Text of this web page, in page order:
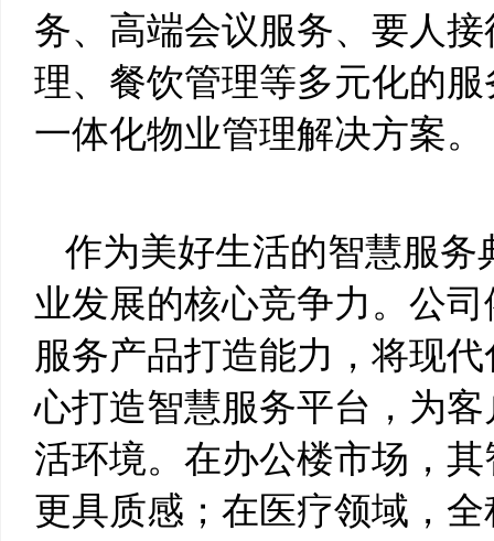
务、高端会议服务、要人
理、餐饮管理等多元化的
一体化物业管理解决方案。
作为美好生活的智慧服
业发展的核心竞争力。公
服务产品打造能力，将现
心打造智慧服务平台，为
活环境。在办公楼市场，
更具质感；在医疗领域，